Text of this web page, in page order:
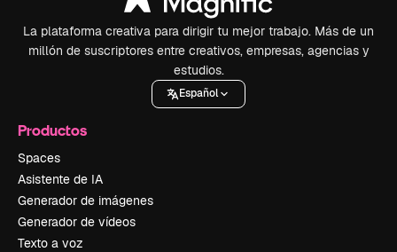
La plataforma creativa para dirigir tu mejor trabajo. Más de un
millón de suscriptores entre creativos, empresas, agencias y
estudios.
Español
Productos
Spaces
Asistente de IA
Generador de imágenes
Generador de vídeos
Texto a voz